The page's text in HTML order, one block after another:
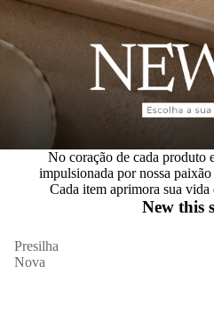
No coração de cada produto
impulsionada por nossa
Cada item aprimora sua vida
New this
Presilha
Nova